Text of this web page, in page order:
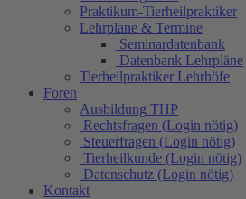
Praktikum-Tierheilpraktiker
Lehrpläne & Termine
Seminardatenbank
Datenbank Lehrpläne
Tierheilpraktiker Lehrhöfe
Foren
Ausbildung THP
Rechtsfragen (Login nötig)
Steuerfragen (Login nötig)
Tierheilkunde (Login nötig)
Datenschutz (Login nötig)
Kontakt